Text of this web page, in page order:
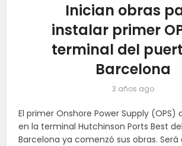
Inician obras
instalar primer
terminal del
Barcelona
3 años ago
El primer Onshore Power Supply (OPS)
en la terminal Hutchinson Ports Best
Barcelona ya comenzó sus obras. Será